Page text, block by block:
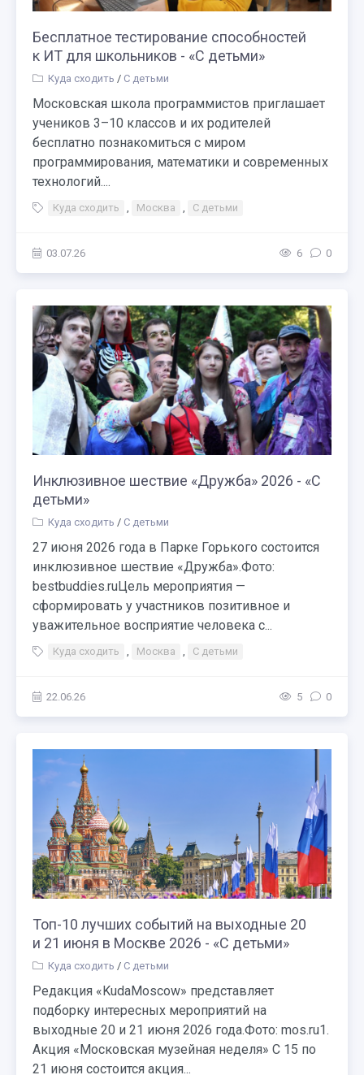
Бесплатное тестирование способностей
к ИТ для школьников - «С детьми»
Куда сходить / С детьми
Московская школа программистов приглашает
учеников 3–10 классов и их родителей
бесплатно познакомиться с миром
программирования, математики и современных
технологий....
Куда сходить , Москва , С детьми
03.07.26 6 0
Инклюзивное шествие «Дружба» 2026 - «С
детьми»
Куда сходить / С детьми
27 июня 2026 года в Парке Горького состоится
инклюзивное шествие «Дружба».Фото:
bestbuddies.ruЦель мероприятия —
сформировать у участников позитивное и
уважительное восприятие человека с...
Куда сходить , Москва , С детьми
22.06.26 5 0
Топ-10 лучших событий на выходные 20
и 21 июня в Москве 2026 - «С детьми»
Куда сходить / С детьми
Редакция «KudaMoscow» представляет
подборку интересных мероприятий на
выходные 20 и 21 июня 2026 года.Фото: mos.ru1.
Акция «Московская музейная неделя» С 15 по
21 июня состоится акция...